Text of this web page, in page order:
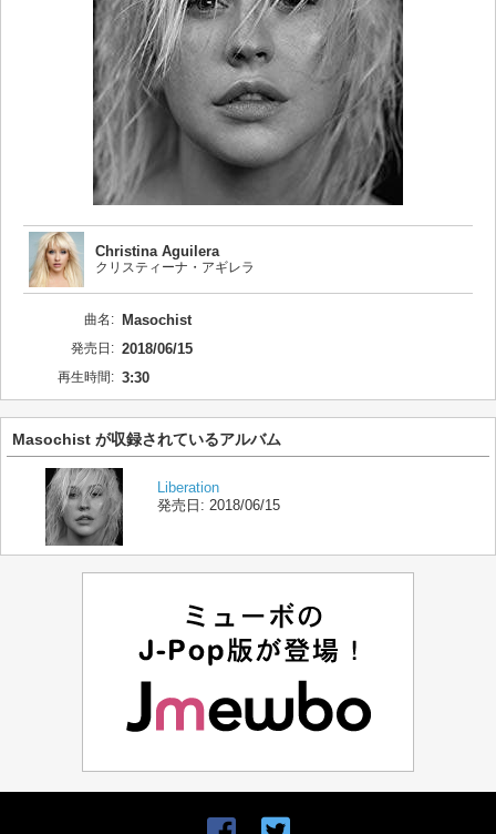
Christina Aguilera
クリスティーナ・アギレラ
曲名: Masochist
発売日: 2018/06/15
再生時間: 3:30
Masochist が収録されているアルバム
Liberation
発売日: 2018/06/15